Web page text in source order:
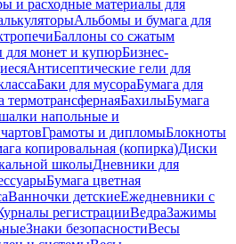
и расходные материалы для
Альбомы и бумага для
Баллоны со сжатым
для монет и купюрБизнес-
Антисептические гели для
Баки для мусораБумага для
термотрансфернаяБахилыБумага
напольные и
Грамоты и дипломыБлокноты
копировальная (копирка)Диски
школыДневники для
Бумага цветная
Ванночки детскиеЕжедневники с
регистрацииВедраЗажимы
Знаки безопасностиВесы